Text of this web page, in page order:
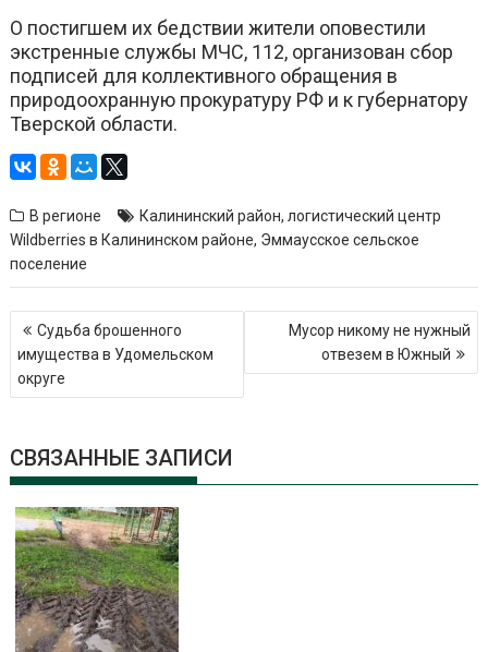
О постигшем их бедствии жители оповестили
экстренные службы МЧС, 112, организован сбор
подписей для коллективного обращения в
природоохранную прокуратуру РФ и к губернатору
Тверской области.
В регионе Калининский район,логистический центр
Wildberries в Калининском районе, Эммаусское сельское
поселение
Навигация
по
записям
Судьба брошенного
имущества в Удомельском
округе
Мусор никому не нужный
отвезем в Южный
СВЯЗАННЫЕ ЗАПИСИ